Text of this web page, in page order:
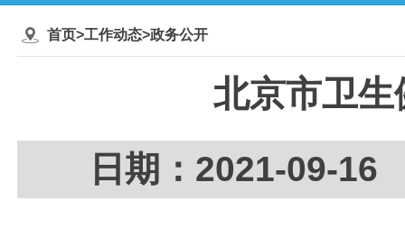
首页>工作动态>政务公开
北京市卫
日期：2021-09-